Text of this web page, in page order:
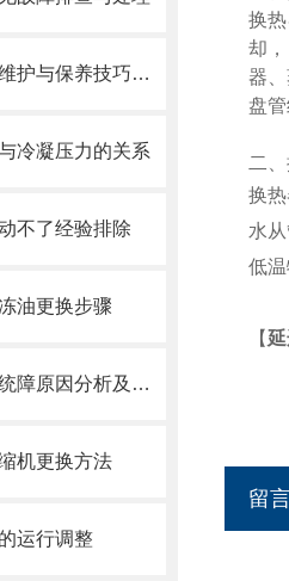
风冷式恒温冷水机的维护与保养技巧分析
冷凝压力的关系
不了经验排除
油更换步骤
工业冷水机制冷故系统障原因分析及处理方法
机更换方法
运行调整
换
却
器
盘
二
换
水
低
【
留